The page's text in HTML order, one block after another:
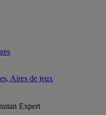
Aires de jeux
Expert